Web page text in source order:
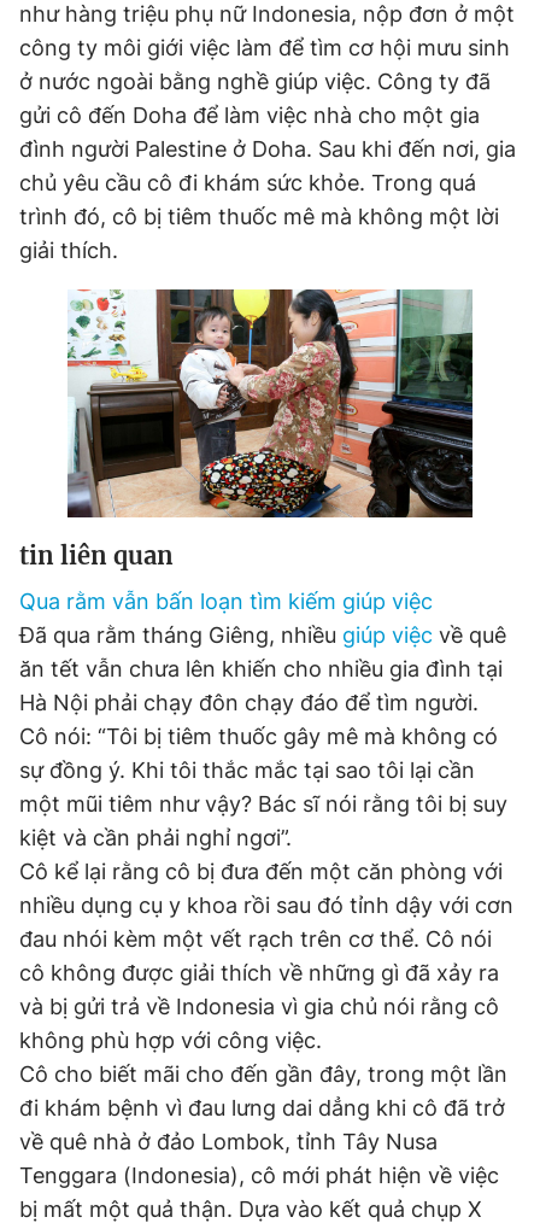
Đọc Thanh Niên trên điện thoại
Theo dõi báo trên
Hotline
0906 645 777
Liên hệ quảng cáo
0908 780 404
Đặt báo Quảng cáo RSS Tòa soạn Chính sách bảo
Tổng biên tập: Nguyễn Ngọc Toàn
Phó tổng biên tập thường trực: Hải Thành
Phó tổng biên tập: Lâm Hiếu Dũng
Phó tổng biên tập: Trần Việt Hưng
© 2003-2026 Bản quyền thuộc về Báo Thanh Niên. Cấm sao
chép dưới mọi hình thức nếu không có sự chấp thuận bằng văn
bản. Phát triển bởi ePi Technologies, JSC.
như hàng triệu phụ nữ Indonesia, nộp đơn ở một
công ty môi giới việc làm để tìm cơ hội mưu sinh
ở nước ngoài bằng nghề giúp việc. Công ty đã
gửi cô đến Doha để làm việc nhà cho một gia
đình người Palestine ở Doha. Sau khi đến nơi, gia
chủ yêu cầu cô đi khám sức khỏe. Trong quá
trình đó, cô bị tiêm thuốc mê mà không một lời
giải thích.
tin liên quan
Qua rằm vẫn bấn loạn tìm kiếm giúp việc
Đã qua rằm tháng Giêng, nhiều giúp việc về quê
ăn tết vẫn chưa lên khiến cho nhiều gia đình tại
Hà Nội phải chạy đôn chạy đáo để tìm người.
Cô nói: “Tôi bị tiêm thuốc gây mê mà không có
sự đồng ý. Khi tôi thắc mắc tại sao tôi lại cần
một mũi tiêm như vậy? Bác sĩ nói rằng tôi bị suy
kiệt và cần phải nghỉ ngơi”.
Cô kể lại rằng cô bị đưa đến một căn phòng với
nhiều dụng cụ y khoa rồi sau đó tỉnh dậy với cơn
đau nhói kèm một vết rạch trên cơ thể. Cô nói
cô không được giải thích về những gì đã xảy ra
và bị gửi trả về Indonesia vì gia chủ nói rằng cô
không phù hợp với công việc.
Cô cho biết mãi cho đến gần đây, trong một lần
đi khám bệnh vì đau lưng dai dẳng khi cô đã trở
về quê nhà ở đảo Lombok, tỉnh Tây Nusa
Tenggara (Indonesia), cô mới phát hiện về việc
bị mất một quả thận. Dựa vào kết quả chụp X